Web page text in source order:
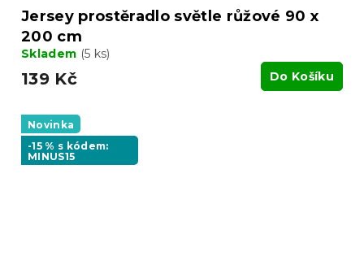
Jersey prostěradlo světle růžové 90 x
200 cm
Skladem (5 ks)
139 Kč Do Košíku
Novinka
-15 % s kódem:
MINUS15